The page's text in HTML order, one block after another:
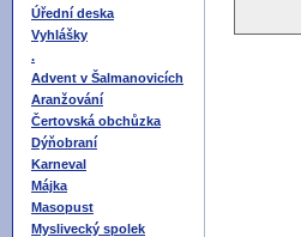
Úřední deska
Vyhlášky
.
Advent v Šalmanovicích
Aranžování
Čertovská obchůzka
Dýňobraní
Karneval
Májka
Masopust
Myslivecký spolek